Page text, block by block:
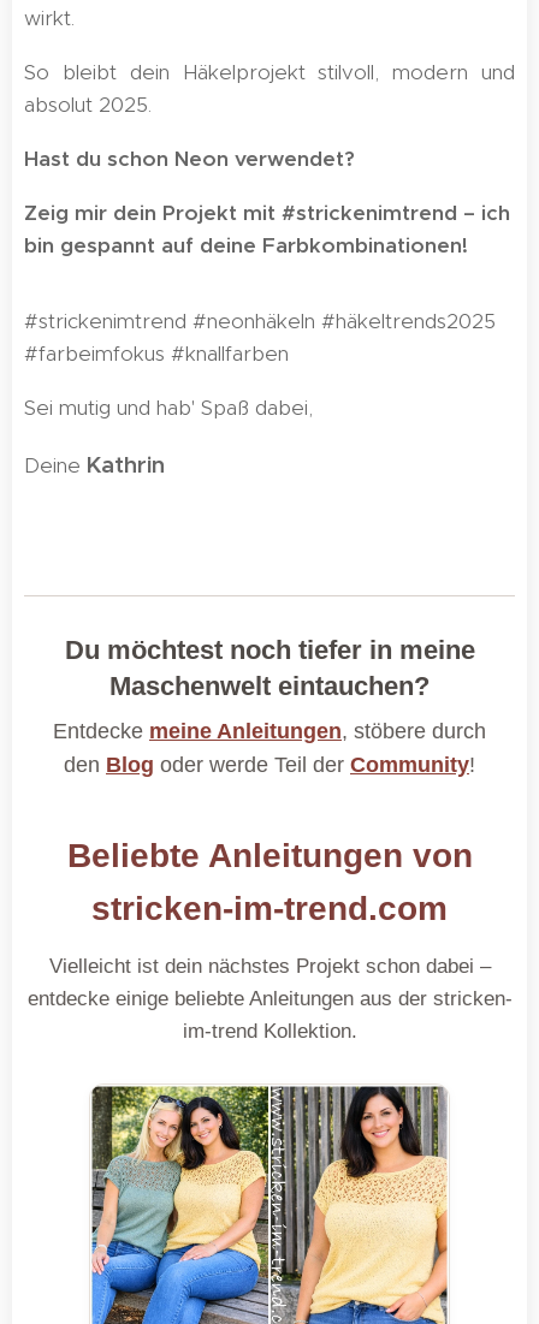
wirkt.
So bleibt dein Häkelprojekt stilvoll, modern und
absolut 2025.
Hast du schon Neon verwendet?
Zeig mir dein Projekt mit #strickenimtrend – ich
bin gespannt auf deine Farbkombinationen!
#strickenimtrend #neonhäkeln #häkeltrends2025
#farbeimfokus #knallfarben
Sei mutig und hab' Spaß dabei,
Deine Kathrin
Du möchtest noch tiefer in meine
Maschenwelt eintauchen?
Entdecke meine Anleitungen, stöbere durch
den Blog oder werde Teil der Community!
Beliebte Anleitungen von
stricken-im-trend.com
Vielleicht ist dein nächstes Projekt schon dabei –
entdecke einige beliebte Anleitungen aus der stricken-
im-trend Kollektion.